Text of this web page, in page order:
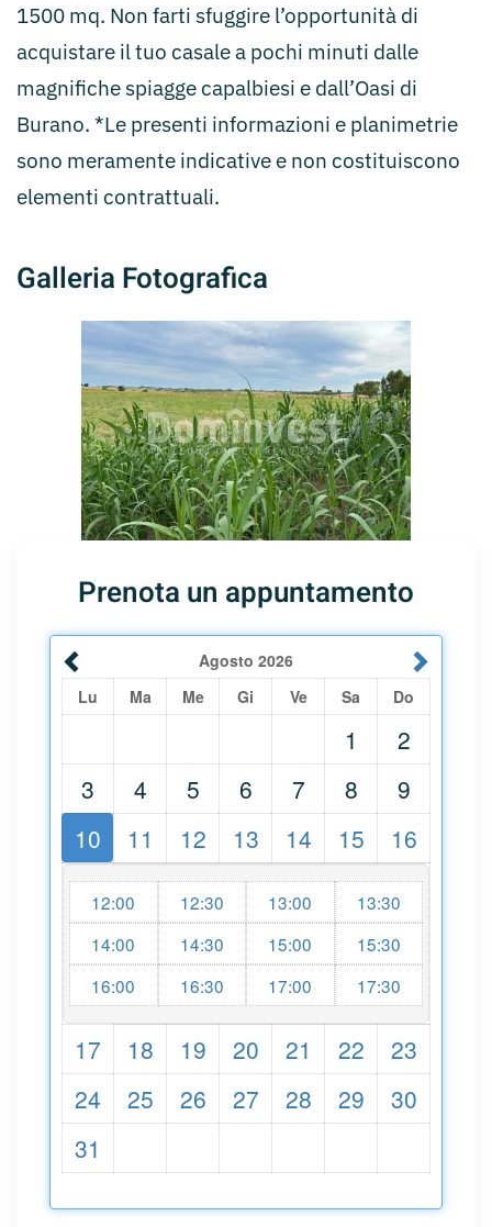
1500 mq. Non farti sfuggire l’opportunità di
acquistare il tuo casale a pochi minuti dalle
magnifiche spiagge capalbiesi e dall’Oasi di
Burano. *Le presenti informazioni e planimetrie
sono meramente indicative e non costituiscono
elementi contrattuali.
Galleria Fotografica
Prenota un appuntamento
Agosto 2026
Lu
Ma Me Gi Ve Sa Do
1
2
3
4 5 6 7 8
9
10
11 12 13 14 15 16
12:00 12:30 13:00
13:30
14:00
14:30 15:00
15:30
16:00
16:30 17:00 17:30
17 18 19 20 21 22
23
24
25 26 27 28 29
30
31